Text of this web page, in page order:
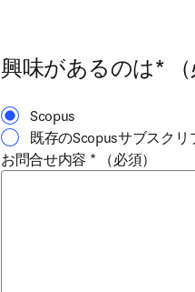
興味があるのは*
Scopus
既存のScopusサブスク
お問合せ内容 * （必須）